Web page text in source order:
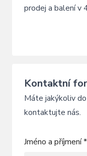
prodej a balení v
Kontaktní
Máte jakýkoliv
kontaktujte nás.
Jméno a příjmení *